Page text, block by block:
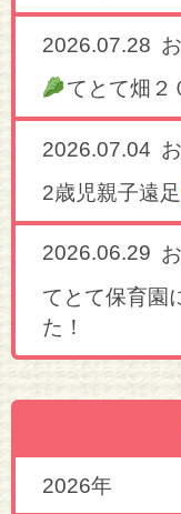
2026.07.28
てとて畑２
2026.07.04
2歳児親子遠足
2026.06.29
てとて保育園
た！
2026年